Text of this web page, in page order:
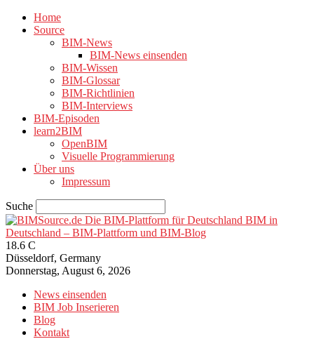
Home
Source
BIM-News
BIM-News einsenden
BIM-Wissen
BIM-Glossar
BIM-Richtlinien
BIM-Interviews
BIM-Episoden
learn2BIM
OpenBIM
Visuelle Programmierung
Über uns
Impressum
Suche
BIM in
Deutschland – BIM-Plattform und BIM-Blog
18.6 C
Düsseldorf, Germany
Donnerstag, August 6, 2026
News einsenden
BIM Job Inserieren
Blog
Kontakt